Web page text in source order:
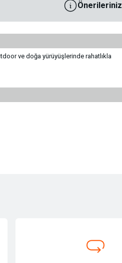
Önerileriniz
ve doğa yürüyüşlerinde rahatlıkla